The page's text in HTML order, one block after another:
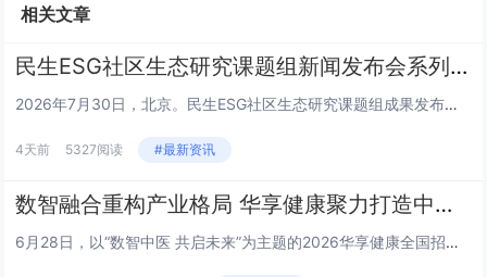
相关文章
民生ESG社区生态研究课题组新闻发布会系列 | 王栎篇
2026年7月30日，北京。民生ESG社区生态研究课题组成果发布会上，三公平台董事长王栎就平台核心定位、建设路径及未来规...
4天前 5327阅读 #最新资讯
数智融合重构产业格局 华享健康聚力打造中医健康新生态
6月28日，以“数智中医 共启未来”为主题的2026华享健康全国招商发布会在山东济南举行。本次大会汇聚政府主管部门领导、...